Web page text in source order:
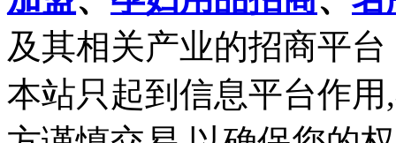
及其相关产业的招商平台
本站只起到信息平台作